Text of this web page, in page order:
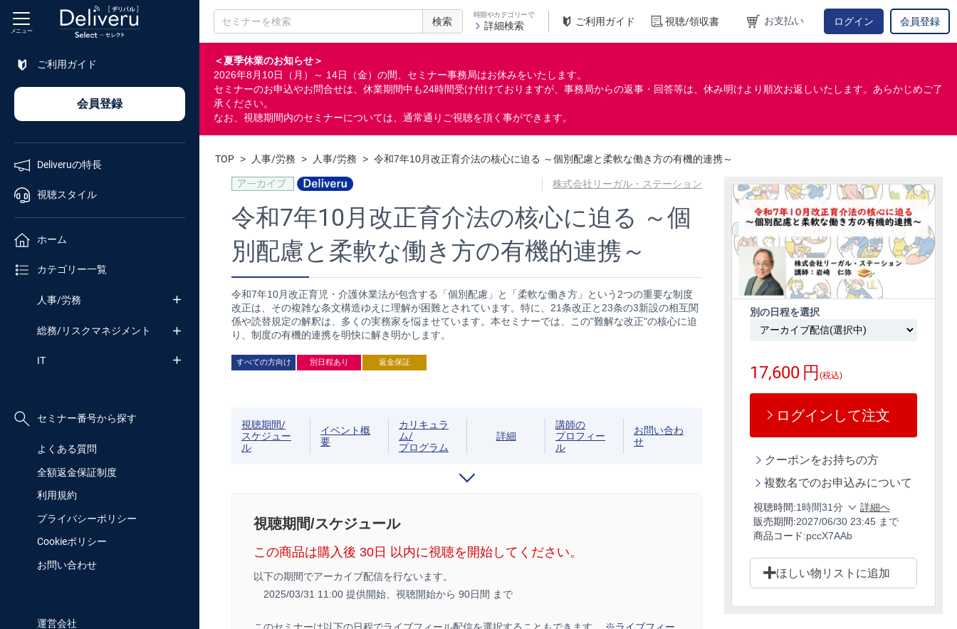
検索
時期やカテゴリーで
詳細検索 ご利用ガイド 視聴/領収書 お支払い ログイン 会員登録
＜夏季休業のお知らせ＞
2026年8月10日（月）～ 14日（金）の間、セミナー事務局はお休みをいたします。
セミナーのお申込やお問合せは、休業期間中も24時間受け付けておりますが、事務局からの返事・回答等は、休み明けより順次お返しいたします。あらかじめご了
承ください。
なお、視聴期間内のセミナーについては、通常通りご視聴を頂く事ができます。
メニュー
ご利用ガイド
会員登録
Deliveruの特長
視聴スタイル
ホーム
カテゴリー一覧
人事/労務
総務/リスクマネジメント
IT
セミナー番号から探す
よくある質問
全額返金保証制度
利用規約
プライバシーポリシー
Cookieポリシー
お問い合わせ
運営会社
セミナー
番号検索
TOP > 人事/労務 > 人事/労務 > 令和7年10月改正育介法の核心に迫る ～個別配慮と柔軟な働き方の有機的連携～
株式会社リーガル・ステーション
令和7年10月改正育介法の核心に迫る ～個
別配慮と柔軟な働き方の有機的連携～
令和7年10月改正育児・介護休業法が包含する「個別配慮」と「柔軟な働き方」という2つの重要な制度
改正は、その複雑な条文構造ゆえに理解が困難とされています。特に、21条改正と23条の3新設の相互関
係や読替規定の解釈は、多くの実務家を悩ませています。本セミナーでは、この"難解な改正"の核心に迫
り、制度の有機的連携を明快に解き明かします。
すべての方向け 別日程あり 返金保証
別の日程を選択
17,600 円(税込)
ログインして注文
クーポンをお持ちの方
複数名でのお申込みについて
視聴時間:1時間31分
詳細へ
販売期間:2027/06/30 23:45 まで
商品コード:pccX7AAb
ほしい物リストに追加
視聴期間/
スケジュー
ル
イベント概
要
カリキュラ
ム/
プログラム
詳細
講師の
プロフィー
ル
お問い合わ
せ
視聴期間/スケジュール
この商品は購入後 30日 以内に視聴を開始してください。
以下の期間でアーカイブ配信を行ないます。
2025/03/31 11:00 提供開始、 視聴開始から 90日間 まで
このセミナーは以下の日程でライブフィール配信を選択することもできます。
※ライブフィー